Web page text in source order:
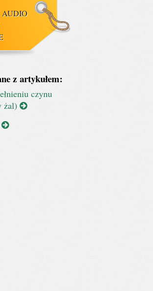
AUDIO
z artykułem:
czynu
żal)